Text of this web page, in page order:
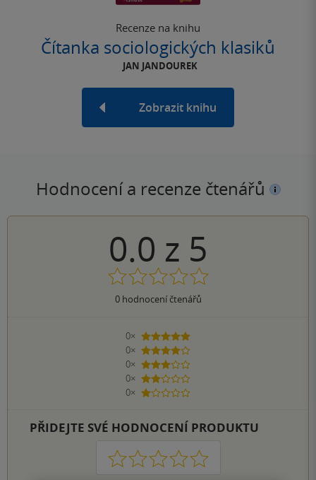
Recenze na knihu
Čítanka sociologických klasiků
JAN JANDOUREK
Zobrazit knihu
Hodnocení a recenze čtenářů
0.0 z 5
0hodnocení čtenářů
0×
5 hvězdiček
0×
4 hvězdičky
0×
3 hvězdičky
0×
2 hvězdičky
0×
1 hvezdička
PŘIDEJTE SVÉ HODNOCENÍ PRODUKTU
1 2 3 4 5